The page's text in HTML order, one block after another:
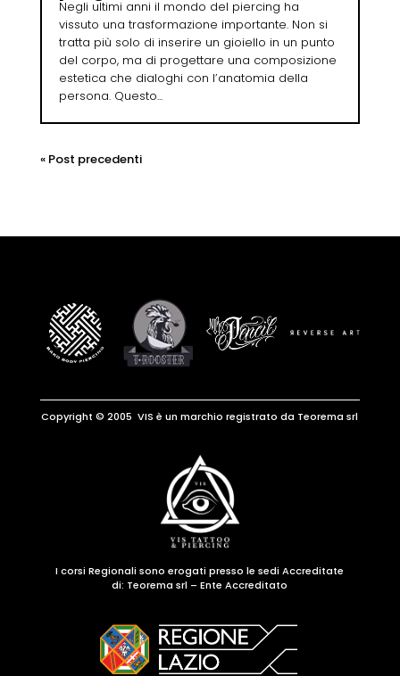
Negli ultimi anni il mondo del piercing ha
vissuto una trasformazione importante. Non si
tratta più solo di inserire un gioiello in un punto
del corpo, ma di progettare una composizione
estetica che dialoghi con l’anatomia della
persona. Questo...
« Post precedenti
Copyright © 2005 VIS è un marchio registrato da Teorema srl
I corsi Regionali sono erogati presso le sedi Accreditate
di: Teorema srl – Ente Accreditato